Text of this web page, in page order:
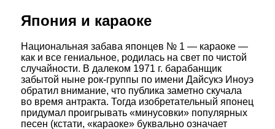
Япония и караоке
Национальная забава японцев № 1 — караоке —
как и все гениальное, родилась на свет по чистой
случайности. В далеком 1971 г. барабанщик
забытой ныне рок-группы по имени Дайсукэ Иноуэ
обратил внимание, что публика заметно скучала
во время антракта. Тогда изобретательный японец
придумал проигрывать «минусовки» популярных
песен (кстати, «караоке» буквально означает